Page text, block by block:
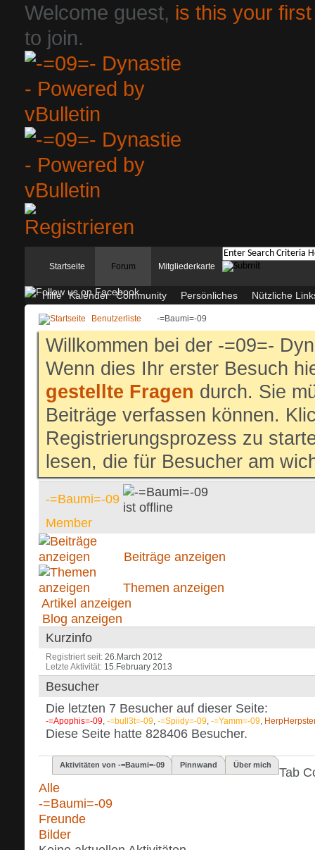
Welcome guest, is this your
to join.
Startseite Forum
Hilfe Kalender Community Persönliches Nützliche
Mitgliederkarte
Benutzerliste -=Baumi=-09
Willkommen bei der -=09=-
Wenn dies Ihr erster Besuch
gestellte Fragen durch. Sie
Beiträge verfassen können.
Registrierungsprozess zu
lesen, die für Besucher am
-=Baumi=-09
Member
Beiträge anzeigen
Themen anzeigen
Artikel anzeigen
Blog anzeigen
Kurzinfo
Registriert seit 26.March 2012
Letzte Aktivität 15.February 2013
Besucher
Die letzten 7 Besucher auf dieser Seite:
-=Apophis=-09, -=bull3t=-09, -=Spiidy=-09, -=Yamm=-09, HerpHerpster
Diese Seite hatte 828406 Besucher.
Aktivitäten von -=Baumi=-09 Pinnwand Über mich
Tab
Alle
-=Baumi=-09
Freunde
Bilder